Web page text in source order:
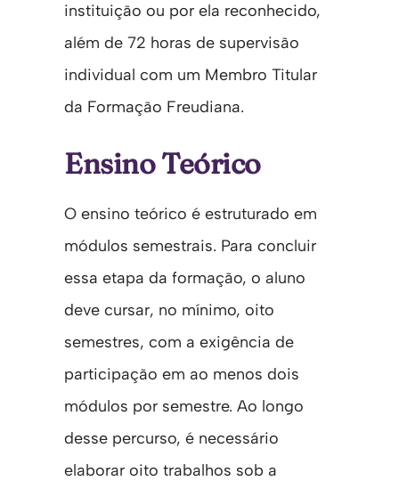
instituição ou por ela reconhecido,
além de 72 horas de supervisão
individual com um Membro Titular
da Formação Freudiana.
Ensino Teórico
O ensino teórico é estruturado em
módulos semestrais. Para concluir
essa etapa da formação, o aluno
deve cursar, no mínimo, oito
semestres, com a exigência de
participação em ao menos dois
módulos por semestre. Ao longo
desse percurso, é necessário
elaborar oito trabalhos sob a